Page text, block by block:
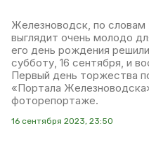
Железноводск, по словам
выглядит очень молодо
его день рождения
субботу, 16 сентября, и
Первый день торжества
«Портала
фоторепортаже.
16 сентября 2023, 23:50